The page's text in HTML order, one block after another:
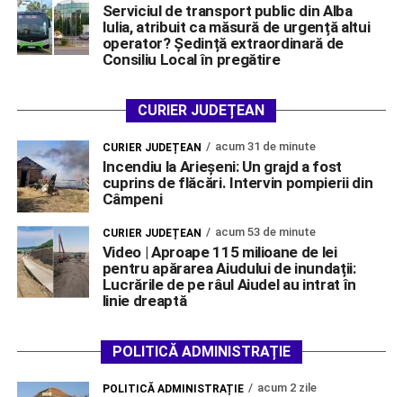
Serviciul de transport public din Alba
Iulia, atribuit ca măsură de urgență altui
operator? Ședință extraordinară de
Consiliu Local în pregătire
CURIER JUDEȚEAN
CURIER JUDEȚEAN acum 31 de minute
Incendiu la Arieșeni: Un grajd a fost
cuprins de flăcări. Intervin pompierii din
Câmpeni
CURIER JUDEȚEAN acum 53 de minute
Video | Aproape 115 milioane de lei
pentru apărarea Aiudului de inundații:
Lucrările de pe râul Aiudel au intrat în
linie dreaptă
POLITICĂ ADMINISTRAȚIE
POLITICĂ ADMINISTRAȚIE acum 2 zile